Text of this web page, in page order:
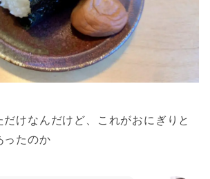
けなんだけど、これがおにぎりと
ったのか